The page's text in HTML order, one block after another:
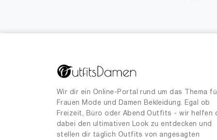
Wir dir ein Online-Portal rund um das Thema
Frauen Mode und Damen Bekleidung. Egal ob
Freizeit, Büro oder Abend Outfits - wir helfen
dabei den ultimativen Look zu entdecken und
stellen dir täglich Outfits von angesagten